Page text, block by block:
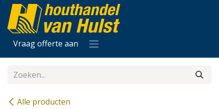
Overslaan naar inhoud
Vraag offerte aan
Alle producten